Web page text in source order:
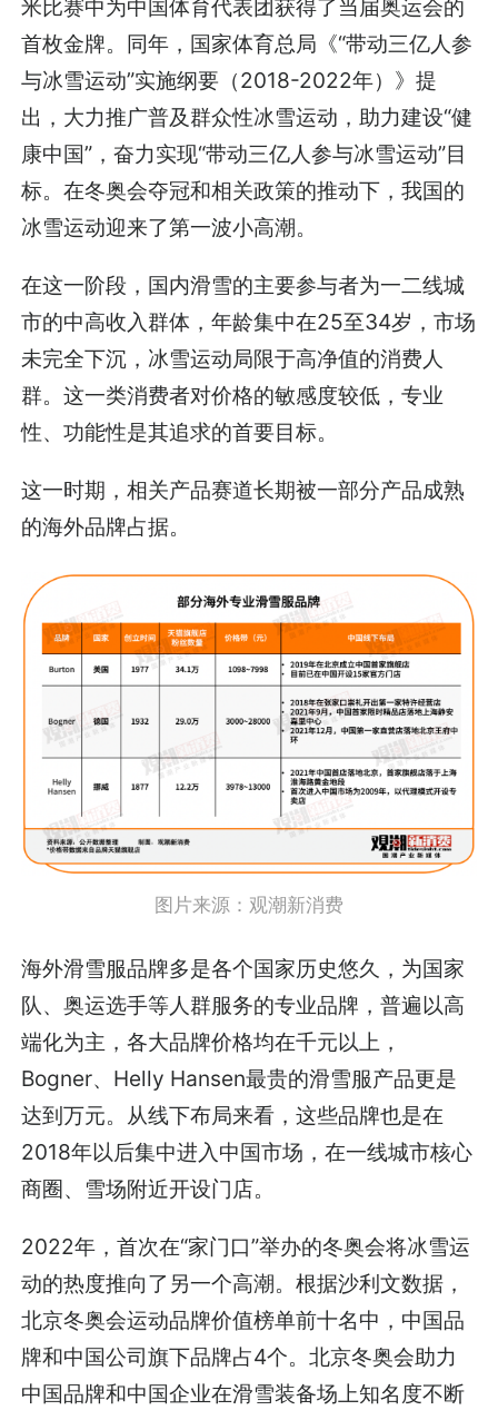
米比赛中为中国体育代表团获得了当届奥运会的
首枚金牌。同年，国家体育总局《“带动三亿人参
与冰雪运动”实施纲要（2018-2022年）》提
出，大力推广普及群众性冰雪运动，助力建设“健
康中国”，奋力实现“带动三亿人参与冰雪运动”目
标。在冬奥会夺冠和相关政策的推动下，我国的
冰雪运动迎来了第一波小高潮。
在这一阶段，国内滑雪的主要参与者为一二线城
市的中高收入群体，年龄集中在25至34岁，市场
未完全下沉，冰雪运动局限于高净值的消费人
群。这一类消费者对价格的敏感度较低，专业
性、功能性是其追求的首要目标。
这一时期，相关产品赛道长期被一部分产品成熟
的海外品牌占据。
图片来源： 观潮新消费
海外滑雪服品牌多是各个国家历史悠久，为国家
队、奥运选手等人群服务的专业品牌，普遍以高
端化为主，各大品牌价格均在千元以上，
Bogner、Helly Hansen最贵的滑雪服产品更是
达到万元。从线下布局来看，这些品牌也是在
2018年以后集中进入中国市场，在一线城市核心
商圈、雪场附近开设门店。
2022年，首次在“家门口”举办的冬奥会将冰雪运
动的热度推向了另一个高潮。根据沙利文数据，
北京冬奥会运动品牌价值榜单前十名中，中国品
牌和中国公司旗下品牌占4个。北京冬奥会助力
中国品牌和中国企业在滑雪装备场上知名度不断